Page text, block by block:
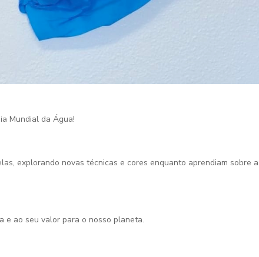
Mundial da Água!
explorando novas técnicas e cores enquanto aprendiam sobre
e ao seu valor para o nosso planeta.